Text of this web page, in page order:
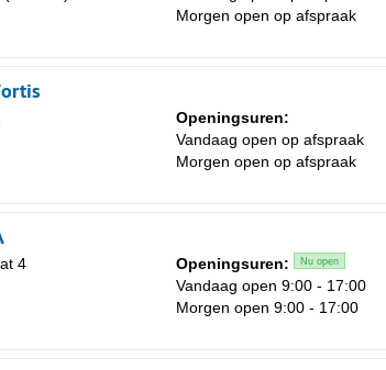
Morgen open op afspraak
Openingsuren:
Vandaag open op afspraak
Morgen open op afspraak
4
Openingsuren: Nu open
Vandaag open 9:00 - 17:00
Morgen open 9:00 - 17:00